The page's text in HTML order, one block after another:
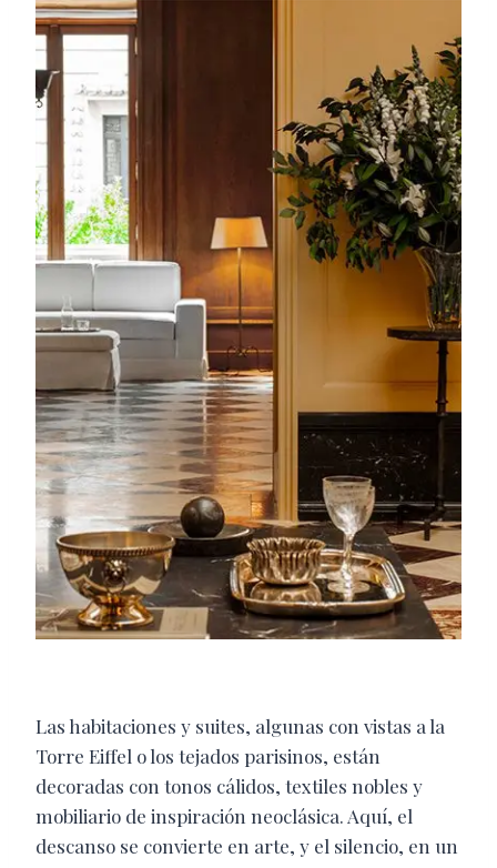
Las habitaciones y suites, algunas con vistas a la
Torre Eiffel o los tejados parisinos, están
decoradas con tonos cálidos, textiles nobles y
mobiliario de inspiración neoclásica. Aquí, el
descanso se convierte en arte, y el silencio, en un